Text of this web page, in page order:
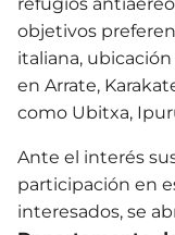
objetivos
italiana,
en Arrate,
como Ubitxa,
Ante el interés
participación en
interesados, se